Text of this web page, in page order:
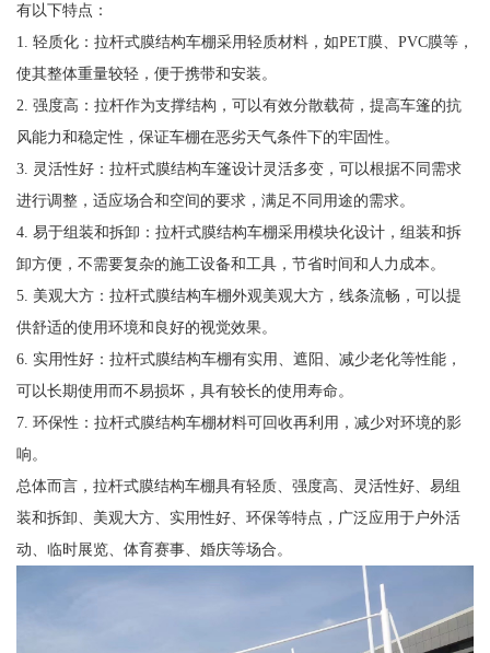
有以下特点：
1. 轻质化：拉杆式膜结构车棚采用轻质材料，如PET膜、PVC膜等，
使其整体重量较轻，便于携带和安装。
2. 强度高：拉杆作为支撑结构，可以有效分散载荷，提高车篷的抗
风能力和稳定性，保证车棚在恶劣天气条件下的牢固性。
3. 灵活性好：拉杆式膜结构车篷设计灵活多变，可以根据不同需求
进行调整，适应场合和空间的要求，满足不同用途的需求。
4. 易于组装和拆卸：拉杆式膜结构车棚采用模块化设计，组装和拆
卸方便，不需要复杂的施工设备和工具，节省时间和人力成本。
5. 美观大方：拉杆式膜结构车棚外观美观大方，线条流畅，可以提
供舒适的使用环境和良好的视觉效果。
6. 实用性好：拉杆式膜结构车棚有实用、遮阳、减少老化等性能，
可以长期使用而不易损坏，具有较长的使用寿命。
7. 环保性：拉杆式膜结构车棚材料可回收再利用，减少对环境的影
响。
总体而言，拉杆式膜结构车棚具有轻质、强度高、灵活性好、易组
装和拆卸、美观大方、实用性好、环保等特点，广泛应用于户外活
动、临时展览、体育赛事、婚庆等场合。